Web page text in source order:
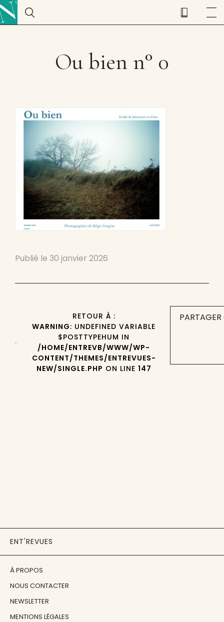
Ou bien n° 0
Publié le 30 janvier 2026
RETOUR À :
WARNING: UNDEFINED VARIABLE
$POSTTYPEHUM IN
/HOME/ENTREVB/WWW/WP-
CONTENT/THEMES/ENTREVUES-
NEW/SINGLE.PHP ON LINE 147
ENT'REVUES
À PROPOS
NOUS CONTACTER
NEWSLETTER
MENTIONS LÉGALES